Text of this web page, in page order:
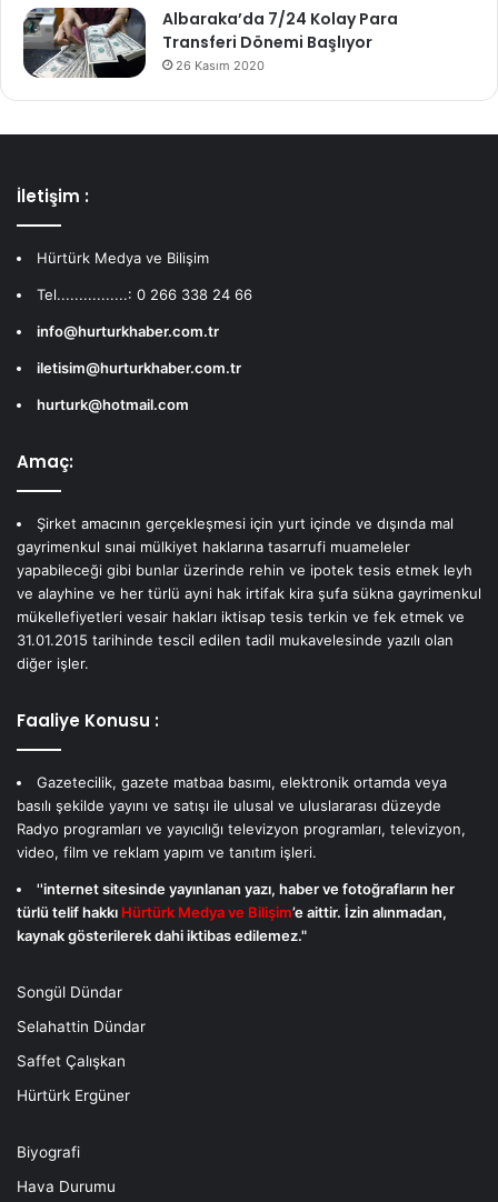
Albaraka’da 7/24 Kolay Para
Transferi Dönemi Başlıyor
26 Kasım 2020
İletişim :
Hürtürk Medya ve Bilişim
Tel................: 0 266 338 24 66
info@hurturkhaber.com.tr
iletisim@hurturkhaber.com.tr
hurturk@hotmail.com
Amaç:
Şirket amacının gerçekleşmesi için yurt içinde ve dışında mal
gayrimenkul sınai mülkiyet haklarına tasarrufi muameleler
yapabileceği gibi bunlar üzerinde rehin ve ipotek tesis etmek leyh
ve alayhine ve her türlü ayni hak irtifak kira şufa sükna gayrimenkul
mükellefiyetleri vesair hakları iktisap tesis terkin ve fek etmek ve
31.01.2015 tarihinde tescil edilen tadil mukavelesinde yazılı olan
diğer işler.
Faaliye Konusu :
Gazetecilik, gazete matbaa basımı, elektronik ortamda veya
basılı şekilde yayını ve satışı ile ulusal ve uluslararası düzeyde
Radyo programları ve yayıcılığı televizyon programları, televizyon,
video, film ve reklam yapım ve tanıtım işleri.
''internet sitesinde yayınlanan yazı, haber ve fotoğrafların her
türlü telif hakkı Hürtürk Medya ve Bilişim’e aittir. İzin alınmadan,
kaynak gösterilerek dahi iktibas edilemez."
Songül Dündar
Selahattin Dündar
Saffet Çalışkan
Hürtürk Ergüner
Biyografi
Hava Durumu